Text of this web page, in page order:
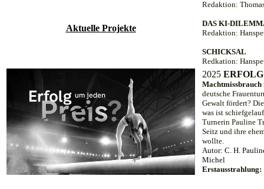
Aktuelle Projekte
Redaktion:
DAS KI-
Redaktion:
SCHICKSAL
Redkation:
2025
deutsche
Gewalt fördert?
was ist
Turnerin Pauline
Seitz und ihre
wollte.
Autor: C. H.
Michel
Erstausstrahlung: